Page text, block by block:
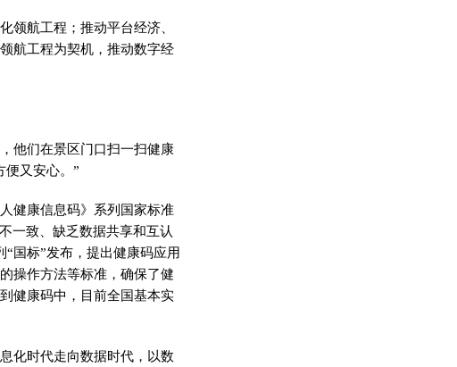
领航工程；推动平台经济、
航工程为契机，推动数字经
他们在景区门口扫一扫健康
便又安心。”
健康信息码》系列国家标准
一致、缺乏数据共享和互认
国标”发布，提出健康码应用
操作方法等标准，确保了健
健康码中，目前全国基本实
化时代走向数据时代，以数